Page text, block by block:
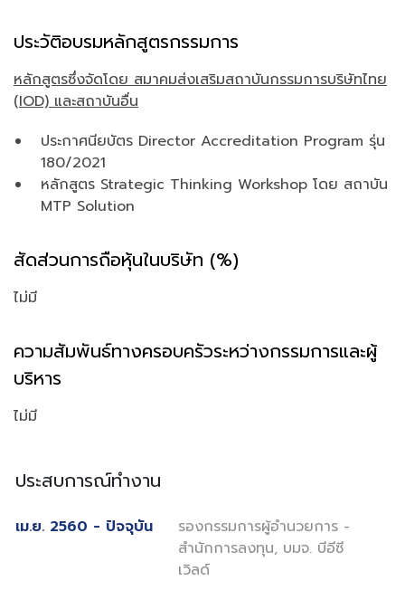
ประวัติอบรมหลักสูตรกรรมการ
หลักสูตรซึ่งจัดโดย สมาคมส่งเสริมสถาบันกรรมการบริษัทไทย
(IOD) และสถาบันอื่น
ประกาศนียบัตร Director Accreditation Program รุ่น
180/2021
หลักสูตร Strategic Thinking Workshop โดย สถาบัน
MTP Solution
สัดส่วนการถือหุ้นในบริษัท (%)
ไม่มี
ความสัมพันธ์ทางครอบครัวระหว่างกรรมการและผู้
บริหาร
ไม่มี
ประสบการณ์ทำงาน
เม.ย. 2560 - ปัจจุบัน
รองกรรมการผู้อำนวยการ -
สำนักการลงทุน, บมจ. บีอีซี
เวิลด์